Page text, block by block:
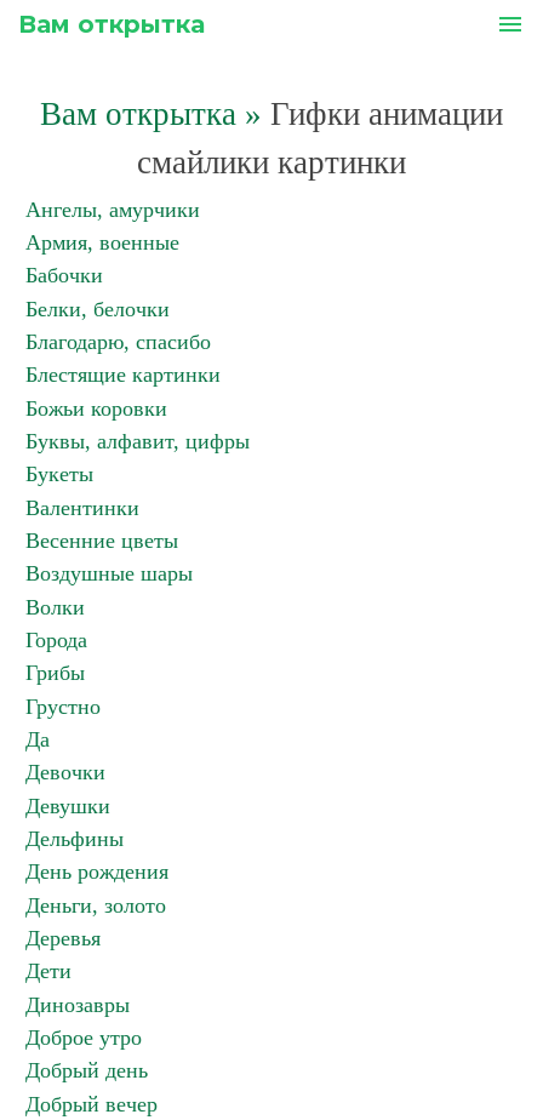
Вам открытка menu
Вам открытка » Гифки анимации
смайлики картинки
Ангелы, амурчики
Армия, военные
Бабочки
Белки, белочки
Благодарю, спасибо
Блестящие картинки
Божьи коровки
Буквы, алфавит, цифры
Букеты
Валентинки
Весенние цветы
Воздушные шары
Волки
Города
Грибы
Грустно
Да
Девочки
Девушки
Дельфины
День рождения
Деньги, золото
Деревья
Дети
Динозавры
Доброе утро
Добрый день
Добрый вечер